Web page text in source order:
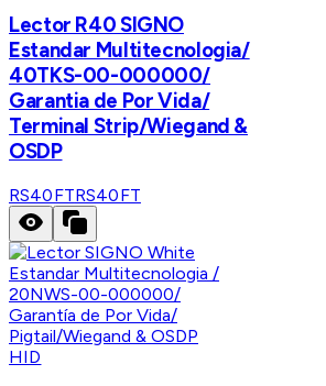
Lector R40 SIGNO
Estandar Multitecnologia/
40TKS-00-000000/
Garantia de Por Vida/
Terminal Strip/Wiegand &
OSDP
RS40FTRS40FT
HID